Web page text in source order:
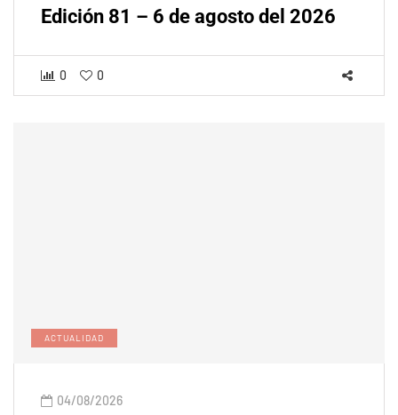
Edición 81 – 6 de agosto del 2026
0 0
ACTUALIDAD
04/08/2026